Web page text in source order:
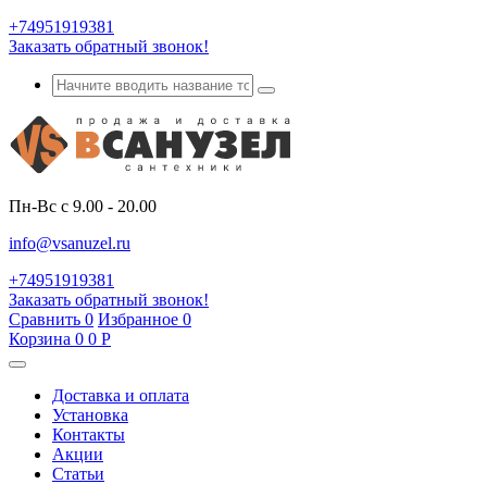
+74951919381
Заказать обратный звонок!
Пн-Вс с 9.00 - 20.00
info@vsanuzel.ru
+74951919381
Заказать обратный звонок!
Сравнить 0 Избранное 0
Корзина 0 0 Р
Доставка и оплата
Установка
Контакты
Акции
Статьи